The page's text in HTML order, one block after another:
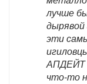
лучше
эти
АПДЕЙТ
что-то